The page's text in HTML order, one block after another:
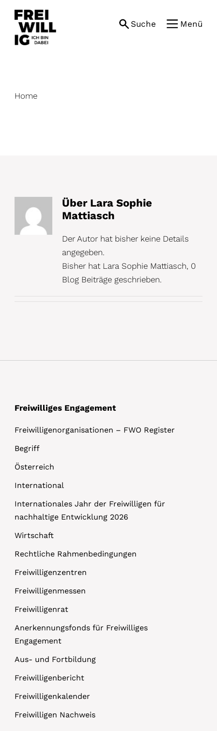
content
Suche Menü
Home
Über Lara Sophie
Mattiasch
Der Autor hat bisher keine Details
angegeben.
Bisher hat Lara Sophie Mattiasch, 0
Blog Beiträge geschrieben.
Freiwilliges Engagement
Freiwilligenorganisationen – FWO Register
Begriff
Österreich
International
Internationales Jahr der Freiwilligen für
nachhaltige Entwicklung 2026
Wirtschaft
Rechtliche Rahmenbedingungen
Freiwilligenzentren
Freiwilligenmessen
Freiwilligenrat
Anerkennungsfonds für Freiwilliges
Engagement
Aus- und Fortbildung
Freiwilligenbericht
Freiwilligenkalender
Freiwilligen Nachweis